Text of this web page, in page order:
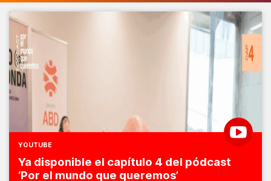
YOUTUBE
Ya disponible el capítulo 4 del pódcast
‘Por el mundo que queremos’